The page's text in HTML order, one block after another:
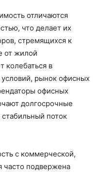
отличаются
что делает их
стремящихся к
от жилой
колебаться в
рынок офисных
офисных
долгосрочные
поток
с коммерческой,
часто подвержена